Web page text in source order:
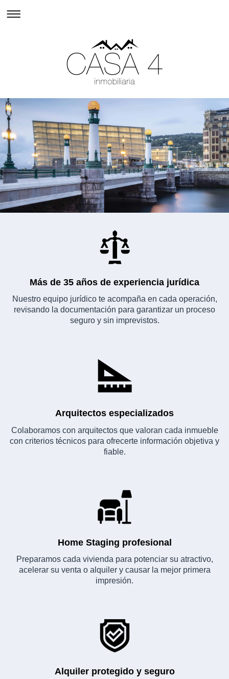
Más de 35 años de experiencia jurídica
Nuestro equipo jurídico te acompaña en cada operación,
revisando la documentación para garantizar un proceso
seguro y sin imprevistos.
Arquitectos especializados
Colaboramos con arquitectos que valoran cada inmueble
con criterios técnicos para ofrecerte información objetiva y
fiable.
Home Staging profesional
Preparamos cada vivienda para potenciar su atractivo,
acelerar su venta o alquiler y causar la mejor primera
impresión.
Alquiler protegido y seguro